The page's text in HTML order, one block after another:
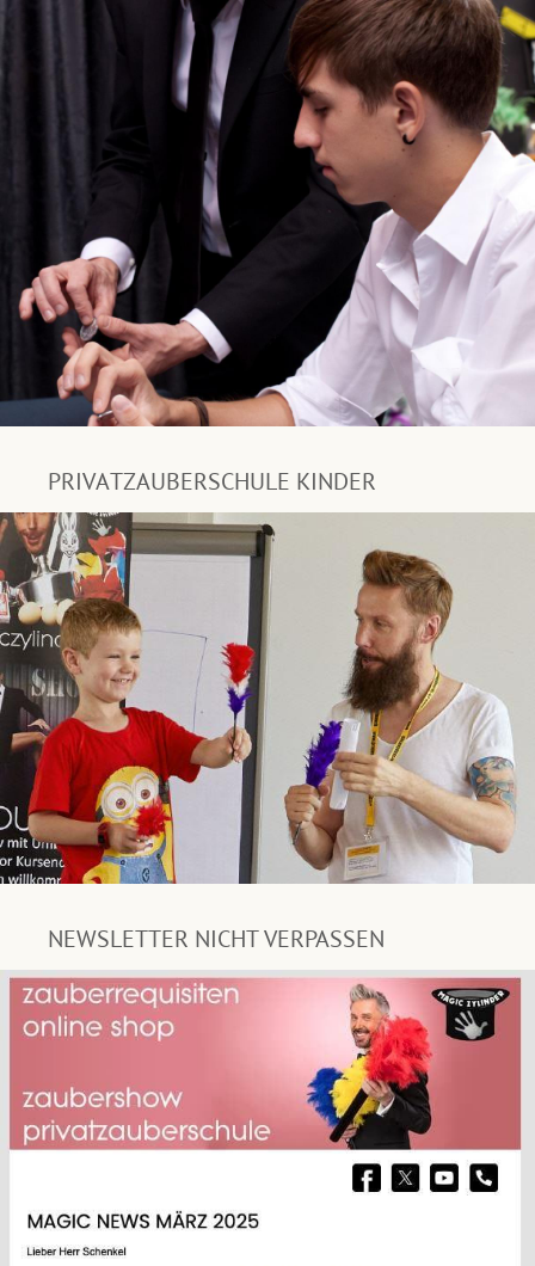
PRIVATZAUBERSCHULE KINDER
NEWSLETTER NICHT VERPASSEN